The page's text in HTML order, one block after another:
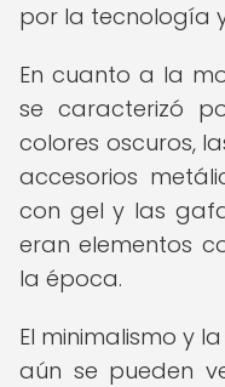
por la tecnología
En cuanto a la
se caracterizó
colores oscuros,
accesorios
con gel y las
eran elementos
la época.
El minimalismo y
aún se pueden